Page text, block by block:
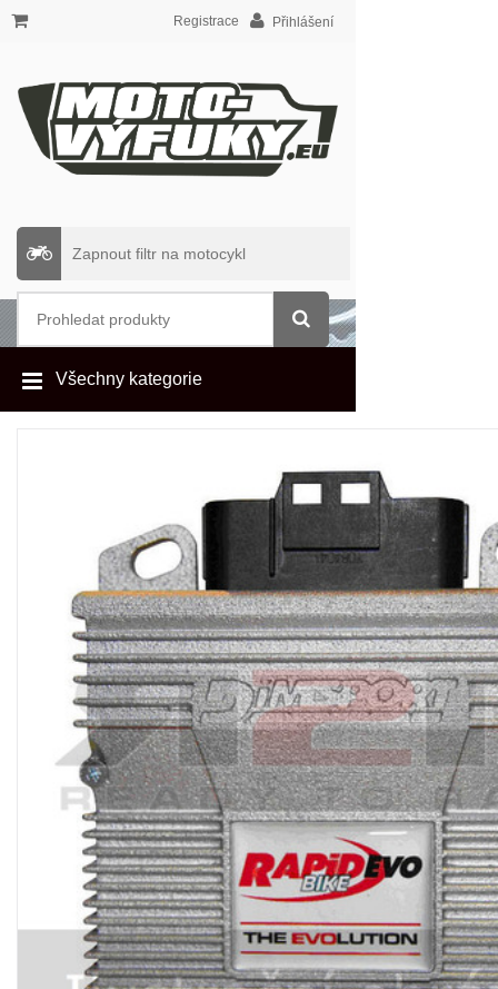
Přihlášení
Registrace
Zapnout filtr na motocykl
Všechny kategorie